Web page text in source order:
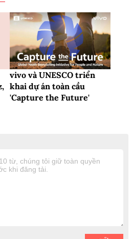
vivo và UNESCO triển
khai dự án toàn cầu
'Capture the Future'